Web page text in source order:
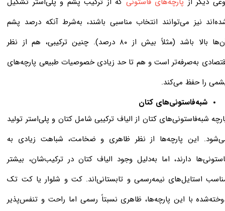
نیز می‌توانند انتخاب مناسبی باشند، به‌شرط آنکه درصد پشم
آن‌ها بالا باشد (مثلاً بیش از ۸۰ درصد). چنین ترکیبی، هم از نظر
به‌صرفه‌تر است و هم تا حد زیادی خصوصیات طبیعی پارچه‌های
را حفظ می‌کند.
شبه‌فاستونی‌های کتان
شبه‌فاستونی‌های کتان از الیاف ترکیبی شامل کتان و پلی‌استر تولید
این پارچه‌ها از نظر ظاهری و ضخامت، شباهت زیادی به
دارند، اما به‌دلیل وجود الیاف کتان در ترکیب‌شان، بیشتر
استایل‌های نیمه‌رسمی و تابستانی‌اند. کت و شلوار یا کت تک
با این پارچه‌ها، ظاهری نسبتاً رسمی اما راحت و تنفس‌پذیر